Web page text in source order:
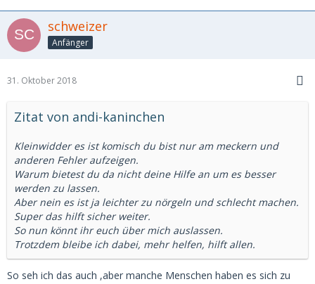
ausstellung, die auch bei den Züchtern und Besuchen mit
der entsprechenden
Anerkennung gewürdigt wird.
Leider ist dies nicht immer der Fall und deshalb werden
die nicht das entsprechende Ambiente haben und für die
erfolgreichen Ausstellung ist als erstes der Raum bzw.
hell, gut belüftet und genügend Platz haben
für die zu erwartenden Tieren.
In der Vergangenheit besuchte ich eine Ausstellung die
besser nicht stattgefunden hätte,
denn dieser Hochdehner konnte nur über eine steile Rampe
erreicht werden.
Das innere war dunkel wie die Nacht, die
Bewertungsurkunden konnten nicht entziffert
werden und von den schwarzen Tieren war in der
Dunkelheit überhaupt nichts zu erkennen.
schweizer
Anfänger
31. Oktober 2018
Zitat von andi-kaninchen
Kleinwidder es ist komisch du bist nur am meckern und
anderen Fehler aufzeigen.
Warum bietest du da nicht deine Hilfe an um es besser
werden zu lassen.
Aber nein es ist ja leichter zu nörgeln und schlecht machen.
Super das hilft sicher weiter.
So nun könnt ihr euch über mich auslassen.
Trotzdem bleibe ich dabei, mehr helfen, hilft allen.
So seh ich das auch ,aber manche Menschen haben es sich zu